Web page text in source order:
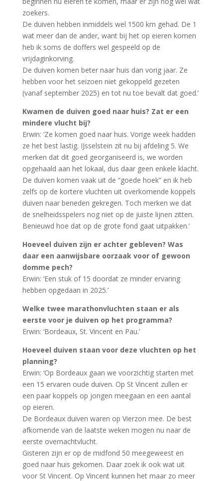
zoekers.
De duiven hebben inmiddels wel 1500 km gehad. De 1
wat meer dan de ander, want bij het op eieren komen
heb ik soms de doffers wel gespeeld op de
vrijdaginkorving.
De duiven komen beter naar huis dan vorig jaar. Ze
hebben voor het seizoen niet gekoppeld gezeten
(vanaf september 2025) en tot nu toe bevalt dat goed.’
Kwamen de duiven goed naar huis? Zat er een
mindere vlucht bij?
Erwin: ‘Ze komen goed naar huis. Vorige week hadden
ze het best lastig. IJsselstein zit nu bij afdeling 5. We
merken dat dit goed georganiseerd is, we worden
opgehaald aan het lokaal, dus daar geen enkele klacht.
De duiven komen vaak uit de “goede hoek” en ik heb
zelfs op de kortere vluchten uit overkomende koppels
duiven naar beneden gekregen. Toch merken we dat
de snelheidsspelers nog niet op de juiste lijnen zitten.
Benieuwd hoe dat op de grote fond gaat uitpakken.’
Hoeveel duiven zijn er achter gebleven? Was
daar een aanwijsbare oorzaak voor of gewoon
domme pech?
Erwin: ‘Een stuk of 15 doordat ze minder ervaring
hebben opgedaan in 2025.’
Welke twee marathonvluchten staan er als
eerste voor je duiven op het programma?
Erwin: ‘Bordeaux, St. Vincent en Pau.’
Hoeveel duiven staan voor deze vluchten op het
planning?
Erwin: ‘Op Bordeaux gaan we voorzichtig starten met
een 15 ervaren oude duiven. Op St Vincent zullen er
een paar koppels op jongen meegaan en een aantal
op eieren.
De Bordeaux duiven waren op Vierzon mee. De best
afkomende van de laatste weken mogen nu naar de
eerste overnachtvlucht.
Gisteren zijn er op de midfond 50 meegeweest en
goed naar huis gekomen. Daar zoek ik ook wat uit
voor St Vincent. Op Vincent kunnen het maar zo meer